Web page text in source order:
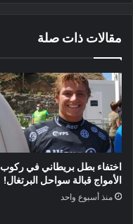
مقالات ذات صلة
اختفاء بطل بريطاني في ركوب
الأمواج قبالة سواحل البرتغال!
منذ أسبوع واحد